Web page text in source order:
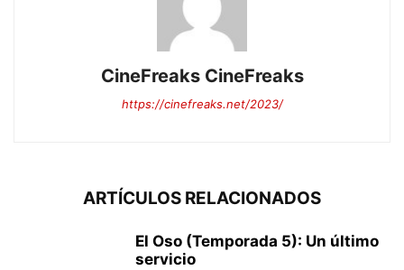
CineFreaks CineFreaks
https://cinefreaks.net/2023/
ARTÍCULOS RELACIONADOS
El Oso (Temporada 5): Un último
servicio